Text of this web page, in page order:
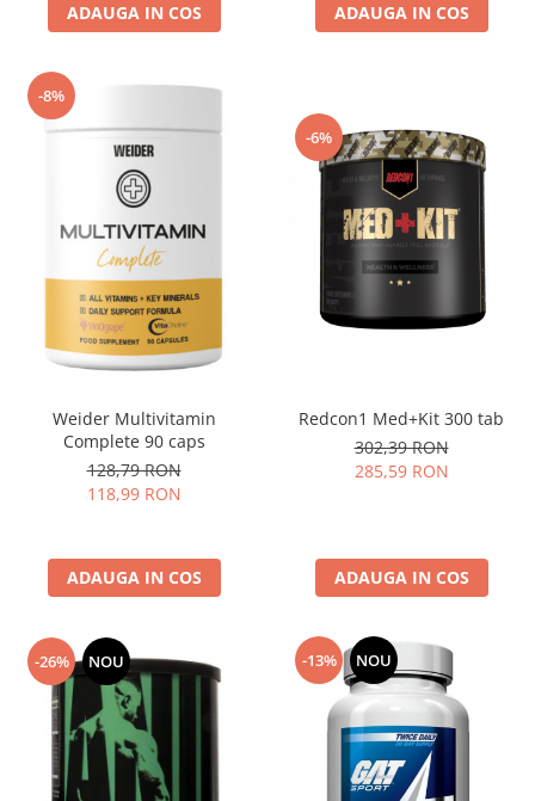
ADAUGA IN COS ADAUGA IN COS
-8%
Weider Multivitamin
Complete 90 caps
128,79 RON
118,99 RON
ADAUGA IN COS
-6%
Redcon1 Med+Kit 300 tab
302,39 RON
285,59 RON
ADAUGA IN COS
-26% NOU -13% NOU